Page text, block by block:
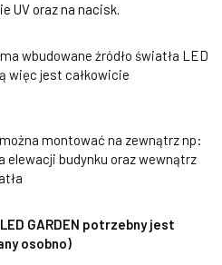
UV oraz na nacisk.
wbudowane źródło światła LED
więc jest całkowicie
montować na zewnątrz np:
elewacji budynku oraz wewnątrz
GARDEN potrzebny jest
osobno)